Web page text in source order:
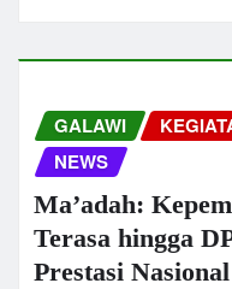
GALAWI
NEWS
Ma’adah:
Terasa hingga
Prestasi Nasional